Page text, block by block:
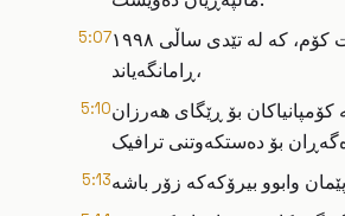
5:07گۆتو دۆت کۆم، کە لە تێدی ساڵی ١٩٩٨
ڕامانگەیاند،
5:10کۆمپانیاکان بۆ ڕێگای هەرزان
5:13